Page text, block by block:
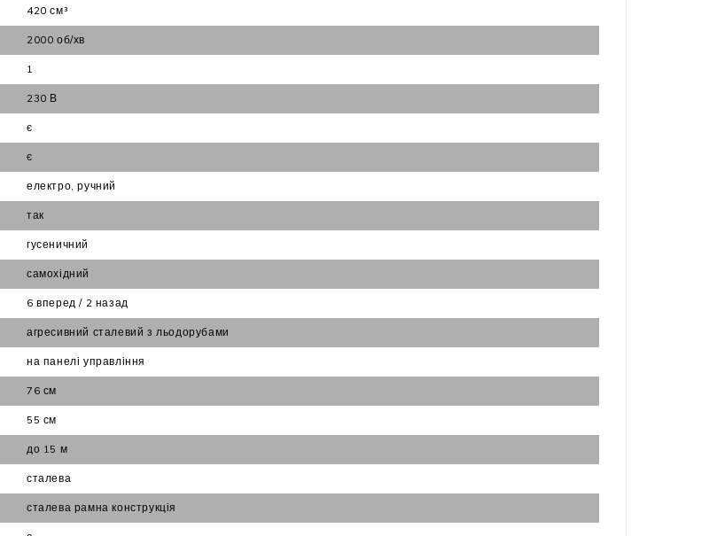
420 см³
2000 об/хв
1
230 В
є
є
електро, ручний
так
гусеничний
самохідний
6 вперед / 2 назад
агресивний сталевий з льодорубами
на панелі управління
76 см
55 см
до 15 м
сталева
сталева рамна конструкція